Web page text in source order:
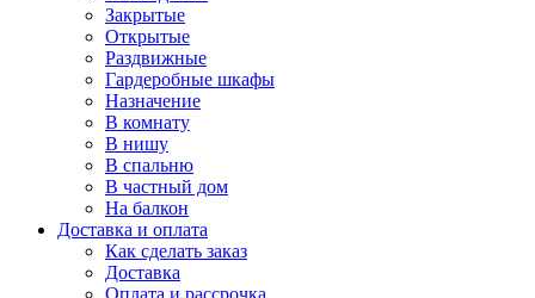
Закрытые
Открытые
Раздвижные
Гардеробные шкафы
Назначение
В комнату
В нишу
В спальню
В частный дом
На балкон
Доставка и оплата
Как сделать заказ
Доставка
Оплата и рассрочка